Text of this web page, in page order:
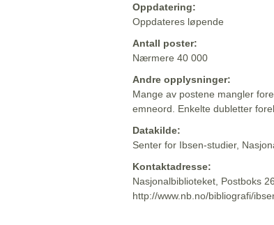
Oppdatering:
Oppdateres løpende
Antall poster:
Nærmere 40 000
Andre opplysninger:
Mange av postene mangler
emneord. Enkelte dubletter
Datakilde:
Senter for Ibsen-studier,
Kontaktadresse:
Nasjonalbiblioteket, Postboks
http://www.nb.no/bibliografi/